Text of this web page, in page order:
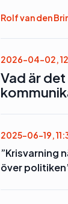
Rolf van den
2026-04-02,
Vad är
2025-06-19,
”Krisvarning
över